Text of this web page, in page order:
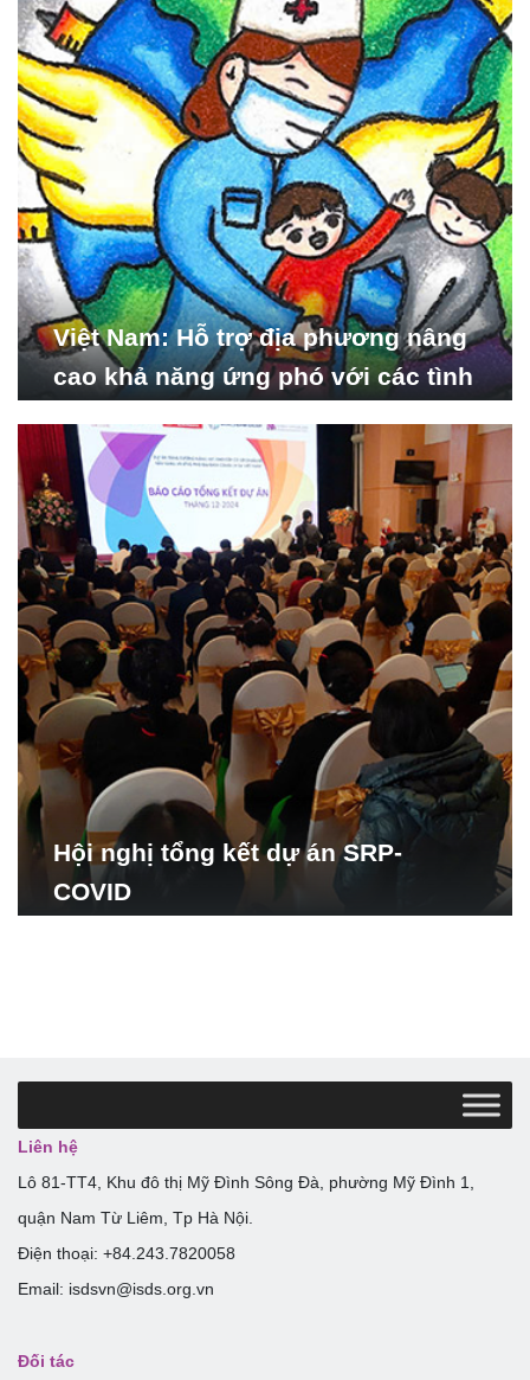
Việt Nam: Hỗ trợ địa phương nâng
cao khả năng ứng phó với các tình
Hội nghị tổng kết dự án SRP-
COVID
Liên hệ
Lô 81-TT4, Khu đô thị Mỹ Đình Sông Đà, phường Mỹ Đình 1,
quận Nam Từ Liêm, Tp Hà Nội.
Điện thoại: +84.243.7820058
Email: isdsvn@isds.org.vn
Đối tác